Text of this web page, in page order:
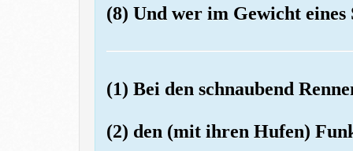
(8) Und wer im Gewicht eines
(1) Bei den schnaubend
(2) den (mit ihren Hufen)